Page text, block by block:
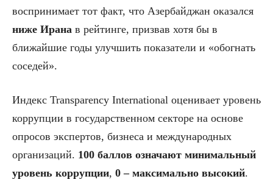
воспринимает тот факт, что Азербайджан оказался
ниже Ирана в рейтинге, призвав хотя бы в
ближайшие годы улучшить показатели и «обогнать
соседей».
Индекс Transparency International оценивает уровень
коррупции в государственном секторе на основе
опросов экспертов, бизнеса и международных
организаций. 100 баллов означают минимальный
уровень коррупции, 0 – максимально высокий.